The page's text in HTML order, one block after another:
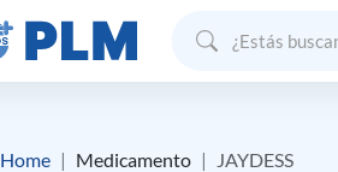
Home Medicamento JAYDESS